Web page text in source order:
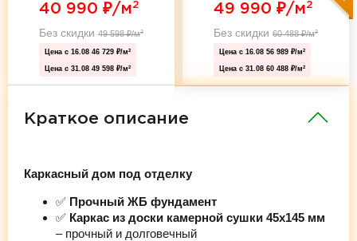
40 990 ₽/м2
Без скидки 49 598₽/м2
Цена с 16.08 46 729 ₽/м2
Цена с 31.08 49 598 ₽/м2
49 990 ₽/м2
Без скидки 60 488₽/м2
Цена с 16.08 56 989 ₽/м2
Цена с 31.08 60 488 ₽/м2
Краткое описание
Каркасный дом под отделку
✅ Прочный ЖБ фундамент
✅ Каркас из доски камерной сушки 45х145 мм
– прочный и долговечный